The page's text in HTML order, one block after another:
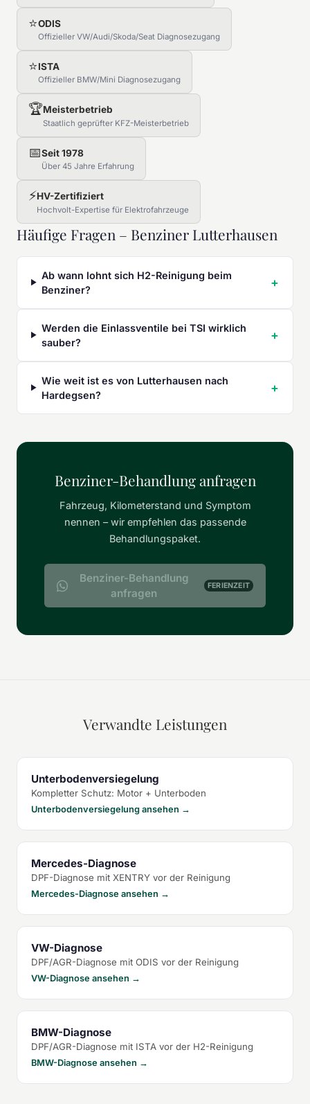
⭐ODIS
Offizieller VW/Audi/Skoda/Seat Diagnosezugang
⭐ISTA
Offizieller BMW/Mini Diagnosezugang
🏆Meisterbetrieb
Staatlich geprüfter KFZ-Meisterbetrieb
📅Seit 1978
Über 45 Jahre Erfahrung
⚡HV-Zertifiziert
Hochvolt-Expertise für Elektrofahrzeuge
Häufige Fragen – Benziner Lutterhausen
Ab wann lohnt sich H2-Reinigung beim
Benziner?
Werden die Einlassventile bei TSI wirklich
sauber?
Wie weit ist es von Lutterhausen nach
Hardegsen?
Benziner-Behandlung anfragen
Fahrzeug, Kilometerstand und Symptom
nennen – wir empfehlen das passende
Behandlungspaket.
Benziner-Behandlung
anfragen
FERIENZEIT
Verwandte Leistungen
Unterbodenversiegelung
Kompletter Schutz: Motor + Unterboden
Unterbodenversiegelung ansehen →
Mercedes-Diagnose
DPF-Diagnose mit XENTRY vor der Reinigung
Mercedes-Diagnose ansehen →
VW-Diagnose
DPF/AGR-Diagnose mit ODIS vor der Reinigung
VW-Diagnose ansehen →
BMW-Diagnose
DPF/AGR-Diagnose mit ISTA vor der H2-Reinigung
BMW-Diagnose ansehen →